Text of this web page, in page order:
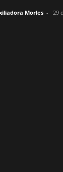
Morles - 29